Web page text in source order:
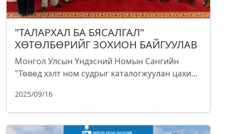
"ТАЛАРХАЛ БА БЯСАЛГАЛ"
ХӨТӨЛБӨРИЙГ ЗОХИОН БАЙГУУЛАВ
Монгол Улсын Үндэсний Номын Сангийн
"Төвөд хэлт ном судрыг каталогжуулан цахи...
2025/09/16